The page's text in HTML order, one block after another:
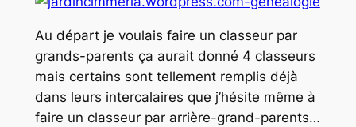
Au départ je voulais faire un classeur par
grands-parents ça aurait donné 4 classeurs
mais certains sont tellement remplis déjà
dans leurs intercalaires que j’hésite même à
faire un classeur par arrière-grand-parents…